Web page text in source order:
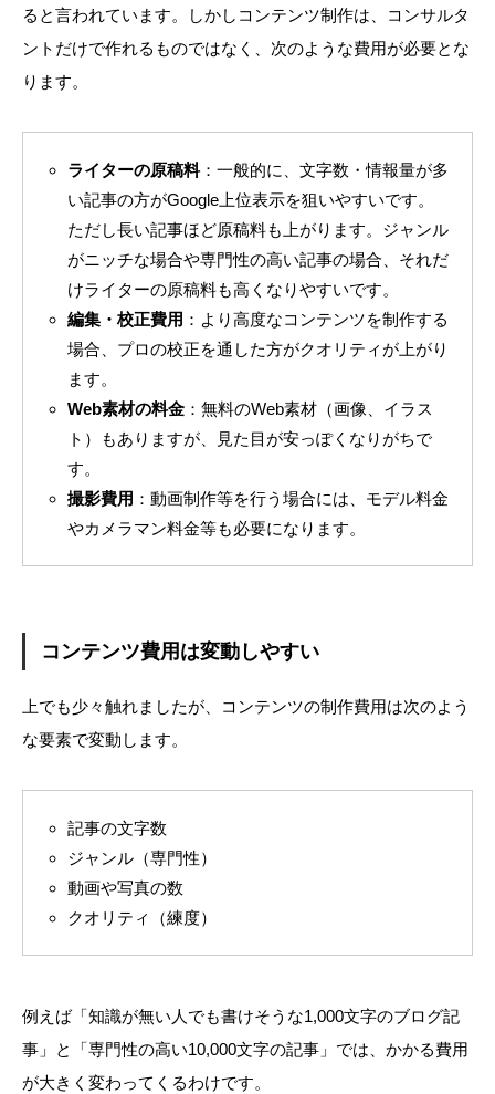
ると言われています。しかしコンテンツ制作は、コンサルタ
ントだけで作れるものではなく、次のような費用が必要とな
ります。
ライターの原稿料：一般的に、文字数・情報量が多
い記事の方がGoogle上位表示を狙いやすいです。
ただし長い記事ほど原稿料も上がります。ジャンル
がニッチな場合や専門性の高い記事の場合、それだ
けライターの原稿料も高くなりやすいです。
編集・校正費用 ：より高度なコンテンツを制作する
場合、プロの校正を通した方がクオリティが上がり
ます。
Web素材の料金 ：無料のWeb素材（画像、イラス
ト）もありますが、見た目が安っぽくなりがちで
す。
撮影費用 ：動画制作等を行う場合には、モデル料金
やカメラマン料金等も必要になります。
コンテンツ費用は変動しやすい
上でも少々触れましたが、コンテンツの制作費用は次のよう
な要素で変動します。
記事の文字数
ジャンル（専門性）
動画や写真の数
クオリティ（練度）
例えば「知識が無い人でも書けそうな1,000文字のブログ記
事」と「専門性の高い10,000文字の記事」では、かかる費用
が大きく変わってくるわけです。